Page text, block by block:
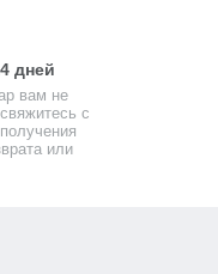
дней
вам не
с
или